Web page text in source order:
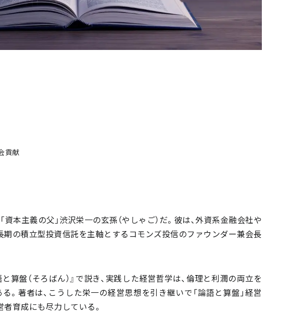
貢献
資本主義の父」渋沢栄一の玄孫（やしゃご）だ。彼は、外資系金融会社や
期の積立型投資信託を主軸とするコモンズ投信のファウンダー兼会長
算盤（そろばん）』で説き、実践した経営哲学は、倫理と利潤の両立を
。著者は、こうした栄一の経営思想を引き継いで「論語と算盤」経営
育成にも尽力している。